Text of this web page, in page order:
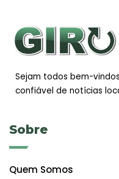
Sejam todos bem-
confiável de notícias
Sobre
Quem Somos